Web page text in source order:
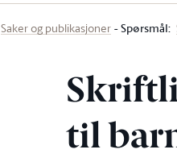
Saker og publikasjoner Spørsmål:
til